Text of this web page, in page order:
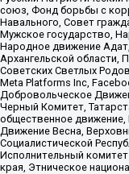
союз, Фонд борьбы с
Навального, Совет
Мужское государство,
Народное движение
Архангельской
Советских Светлых
Meta Platforms Inc,
Добровольческое
Черный Комитет,
общественное
Движение Весна,
Социалистической
Исполнительный
края, Этническое